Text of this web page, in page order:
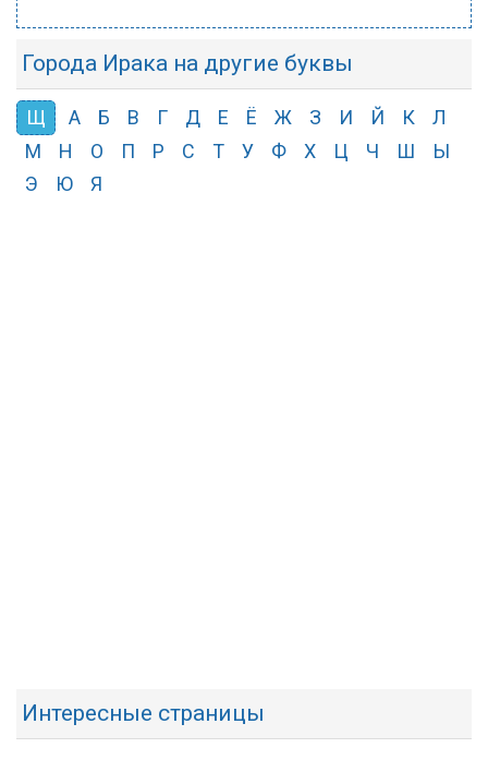
Города Ирака на другие буквы
Щ А Б В Г Д Е Ё Ж З И Й К
Л
М
Н О П Р С Т У Ф Х Ц Ч Ш
Ы
Э
Ю Я
Интересные страницы